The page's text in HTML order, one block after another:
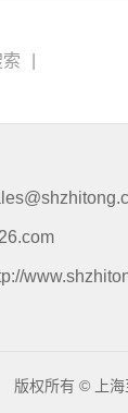
版权所有 © 上海